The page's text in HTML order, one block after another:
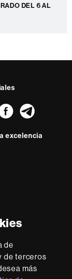
de
de terceros
más
DEL 6 AL
excelencia
Sobre el